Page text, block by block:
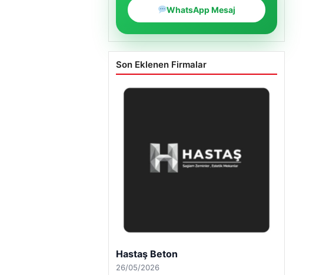
WhatsApp Mesaj
Son Eklenen Firmalar
Enes Kaplan Avukatlık Bürosu
28/04/2026